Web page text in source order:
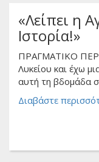
«Λείπει η
Ιστορία!»
ΠΡΑΓΜΑΤΙΚΟ
Λυκείου και έχω
αυτή τη βδομάδα
Διαβάστε